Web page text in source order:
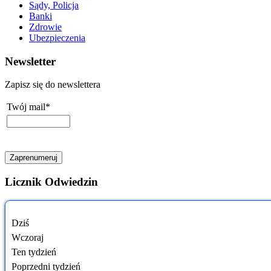
Sądy, Policja
Banki
Zdrowie
Ubezpieczenia
Newsletter
Zapisz się do newslettera
Twój mail*
Licznik Odwiedzin
Dziś
Wczoraj
Ten tydzień
Poprzedni tydzień